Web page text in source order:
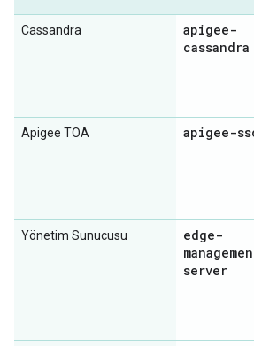
Cassandra
apigee-
cassandra
Apigee TOA apigee-
Yönetim Sunucusu
edge-
server